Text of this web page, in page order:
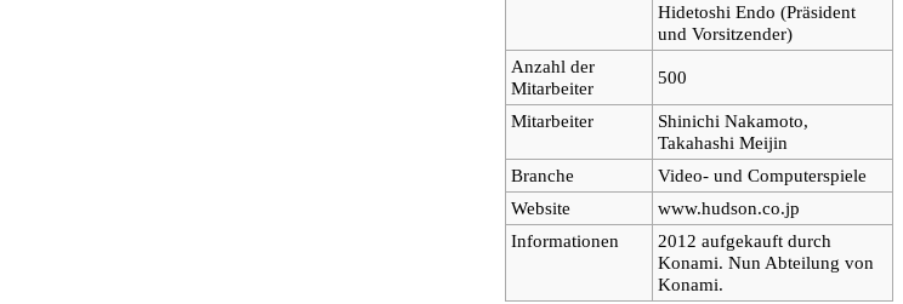
Hidetoshi Endo (Präsident
und Vorsitzender)
Anzahl der
Mitarbeiter
500
Mitarbeiter
Shinichi Nakamoto,
Takahashi Meijin
Branche
Video- und Computerspiele
Website
www.hudson.co.jp
Informationen
2012 aufgekauft durch
Konami. Nun Abteilung von
Konami.